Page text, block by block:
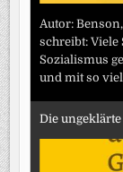
Autor:
schreibt: Viele
Sozialismus
und mit so viel
Die